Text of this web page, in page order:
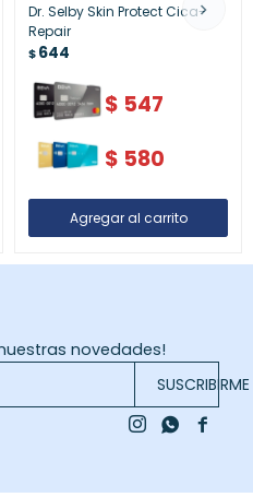
Dr. Selby Skin Protect Cica-
Repair
$644
$ 547
$ 580
novedades!
SUSCRIBIRME

 